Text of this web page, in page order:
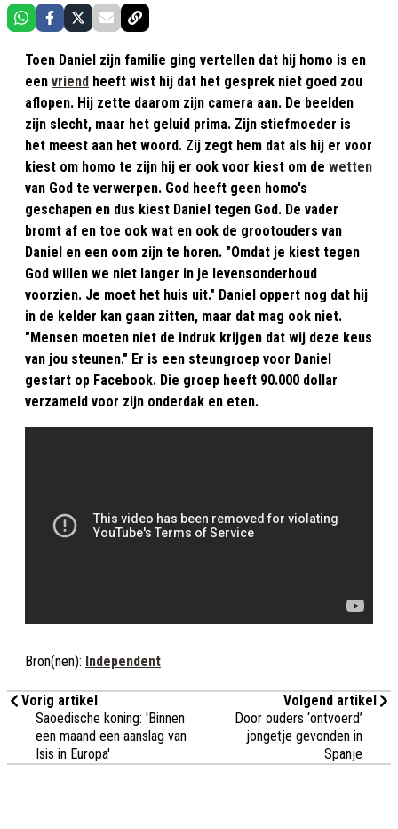
Toen Daniel zijn familie ging vertellen dat hij homo is en
een vriend heeft wist hij dat het gesprek niet goed zou
aflopen. Hij zette daarom zijn camera aan. De beelden
zijn slecht, maar het geluid prima. Zijn stiefmoeder is
het meest aan het woord. Zij zegt hem dat als hij er voor
kiest om homo te zijn hij er ook voor kiest om de wetten
van God te verwerpen. God heeft geen homo's
geschapen en dus kiest Daniel tegen God. De vader
bromt af en toe ook wat en ook de grootouders van
Daniel en een oom zijn te horen. "Omdat je kiest tegen
God willen we niet langer in je levensonderhoud
voorzien. Je moet het huis uit." Daniel oppert nog dat hij
in de kelder kan gaan zitten, maar dat mag ook niet.
"Mensen moeten niet de indruk krijgen dat wij deze keus
van jou steunen." Er is een steungroep voor Daniel
gestart op Facebook. Die groep heeft 90.000 dollar
verzameld voor zijn onderdak en eten.
Bron(nen): Independent
Vorig artikel
Saoedische koning: 'Binnen
een maand een aanslag van
Isis in Europa'
Volgend artikel
Door ouders ‘ontvoerd’
jongetje gevonden in
Spanje